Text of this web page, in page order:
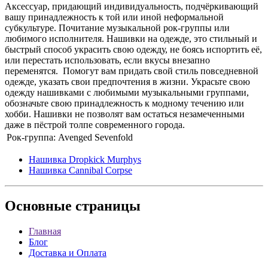
Аксессуар, придающий индивидуальность, подчёркивающий
вашу принадлежность к той или иной неформальной
субкультуре. Почитание музыкальной рок-группы или
любимого исполнителя. Нашивки на одежде, это стильный и
быстрый способ украсить свою одежду, не боясь испортить её,
или перестать использовать, если вкусы внезапно
переменятся. Помогут вам придать свой стиль повседневной
одежде, указать свои предпочтения в жизни. Украсьте свою
одежду нашивками с любимыми музыкальными группами,
обозначьте свою принадлежность к модному течению или
хобби. Нашивки не позволят вам остаться незамеченными
даже в пёстрой толпе современного города.
Рок-группа: Avenged Sevenfold
Нашивка Dropkick Murphys
Нашивка Cannibal Corpse
Основные страницы
Главная
Блог
Доставка и Оплата